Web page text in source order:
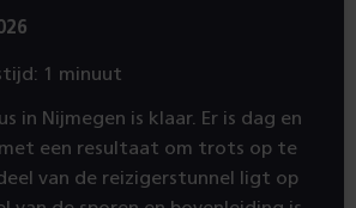
1 minuut
in Nijmegen is klaar. Er is dag en
een resultaat om trots op te
van de reizigerstunnel ligt op